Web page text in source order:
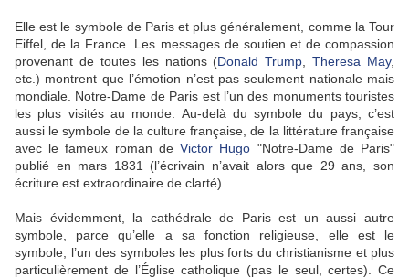
Elle est le symbole de Paris et plus généralement, comme la Tour
Eiffel, de la France. Les messages de soutien et de compassion
provenant de toutes les nations (Donald Trump ,Theresa May,
etc.) montrent que l’émotion n’est pas seulement nationale mais
mondiale. Notre-Dame de Paris est l’un des monuments touristes
les plus visités au monde. Au-delà du symbole du pays, c’est
aussi le symbole de la culture française, de la littérature française
avec le fameux roman deVictor Hugo "Notre-Dame de Paris"
publié en mars 1831 (l’écrivain n’avait alors que 29 ans, son
écriture est extraordinaire de clarté).
Mais évidemment, la cathédrale de Paris est un aussi autre
symbole, parce qu’elle a sa fonction religieuse, elle est le
symbole, l’un des symboles les plus forts du christianisme et plus
particulièrement de l’Église catholique (pas le seul, certes). Ce